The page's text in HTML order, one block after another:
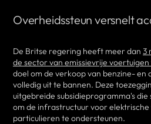
Overheidssteun versnelt
De Britse regering heeft meer dan 3
de sector van emissievrije
doel om de verkoop van benzine- en
volledig uit te bannen. Deze
uitgebreide subsidieprogramma's
om de infrastructuur voor
particulieren te ondersteunen.